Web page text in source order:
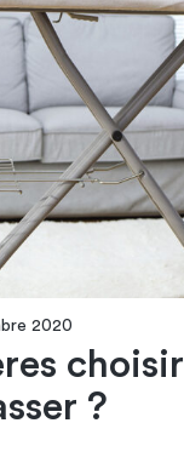
2020
choisir
?